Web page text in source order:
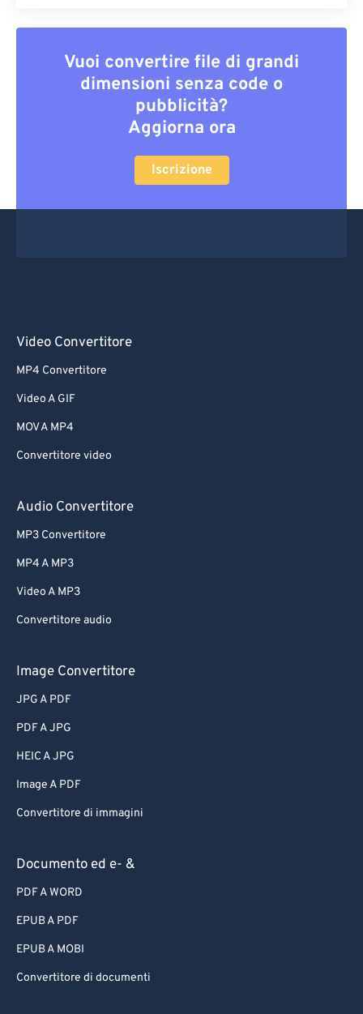
Vuoi convertire file di grandi
dimensioni senza code o
pubblicità?
Aggiorna ora
Iscrizione
Video Convertitore
MP4 Convertitore
Video A GIF
MOV A MP4
Convertitore video
Audio Convertitore
MP3 Convertitore
MP4 A MP3
Video A MP3
Convertitore audio
Image Convertitore
JPG A PDF
PDF A JPG
HEIC A JPG
Image A PDF
Convertitore di immagini
Documento ed e- &
PDF A WORD
EPUB A PDF
EPUB A MOBI
Convertitore di documenti